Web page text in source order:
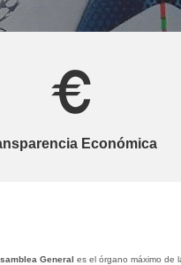
Económica
General es el órgano máximo de